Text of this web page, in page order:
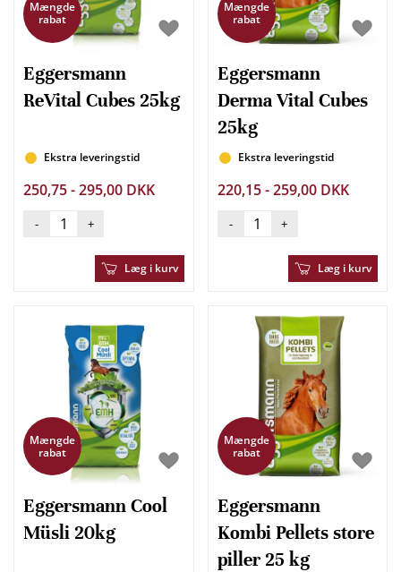
Mængde
rabat
Eggersmann
ReVital Cubes 25kg
Ekstra leveringstid
250,75 - 295,00 DKK
- +
Læg i kurv
Mængde
rabat
Eggersmann
Derma Vital Cubes
25kg
Ekstra leveringstid
220,15 - 259,00 DKK
- +
Læg i kurv
Mængde
rabat
Eggersmann Cool
Müsli 20kg
Mængde
rabat
Eggersmann
Kombi Pellets store
piller 25 kg